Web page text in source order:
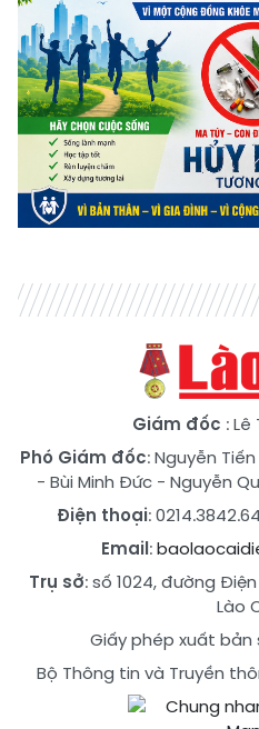
Giám đốc :
Phó Giám đốc:Nguyễn Tiến
- Bùi Minh Đức- Nguyễn
Điện thoại:
Email:
Trụ sở: số 1024, đường
Lào
Giấy phép xuất bản
Bộ Thông tin và Truyền